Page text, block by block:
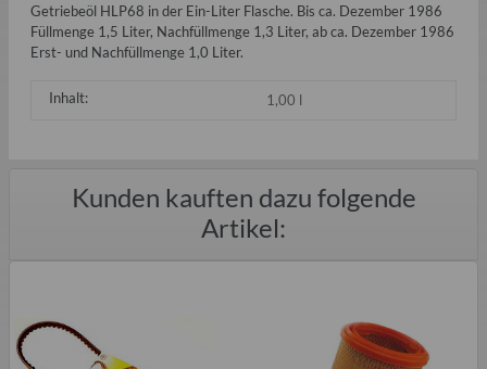
Getriebeöl HLP68 in der Ein-Liter Flasche. Bis ca. Dezember 1986
Füllmenge 1,5 Liter, Nachfüllmenge 1,3 Liter, ab ca. Dezember 1986
Erst- und Nachfüllmenge 1,0 Liter.
Inhalt: 1,00 l
Kunden kauften dazu folgende
Artikel: